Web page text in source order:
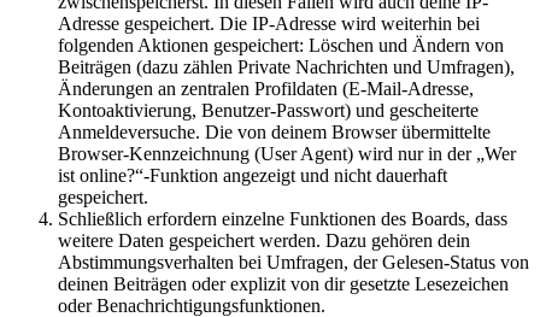
Adresse gespeichert. Die IP-Adresse wird weiterhin bei
folgenden Aktionen gespeichert: Löschen und Ändern von
Beiträgen (dazu zählen Private Nachrichten und Umfragen),
Änderungen an zentralen Profildaten (E-Mail-Adresse,
Kontoaktivierung, Benutzer-Passwort) und gescheiterte
Anmeldeversuche. Die von deinem Browser übermittelte
Browser-Kennzeichnung (User Agent) wird nur in der „Wer
ist online?“-Funktion angezeigt und nicht dauerhaft
gespeichert.
Schließlich erfordern einzelne Funktionen des Boards, dass
weitere Daten gespeichert werden. Dazu gehören dein
Abstimmungsverhalten bei Umfragen, der Gelesen-Status von
deinen Beiträgen oder explizit von dir gesetzte Lesezeichen
oder Benachrichtigungsfunktionen.